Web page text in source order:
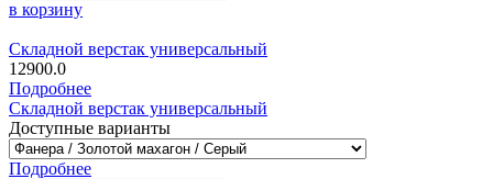
в корзину
Складной верстак универсальный
12900.0
Подробнее
Складной верстак универсальный
Доступные варианты
Подробнее